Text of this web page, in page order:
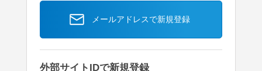
メールアドレスで新規登録
外部サイトIDで新規登録